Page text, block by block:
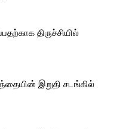
திருச்சியில்
தந்தையின் இறுதி சடங்கில்